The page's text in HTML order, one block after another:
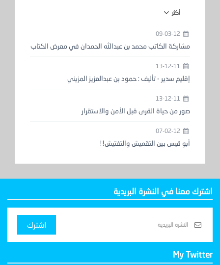
أكثر
مشاركة الكاتب محمد بن عبدالله الحمدان في معرض الكتاب
إقليم سدير - تأليف : حمود بن عبدالعزيز المزيني
صور من حياة القرى قبل الأمن والاستقرار
أبو قيس بين التقميش والتفتيش!!
اشترك معنا في النشرة البريدية
اشترك
My Twitter